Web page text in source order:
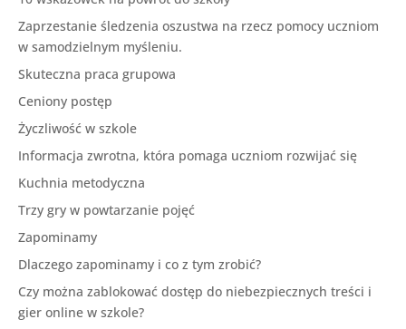
Zaprzestanie śledzenia oszustwa na rzecz pomocy uczniom
w samodzielnym myśleniu.
Skuteczna praca grupowa
Ceniony postęp
Życzliwość w szkole
Informacja zwrotna, która pomaga uczniom rozwijać się
Kuchnia metodyczna
Trzy gry w powtarzanie pojęć
Zapominamy
Dlaczego zapominamy i co z tym zrobić?
Czy można zablokować dostęp do niebezpiecznych treści i
gier online w szkole?